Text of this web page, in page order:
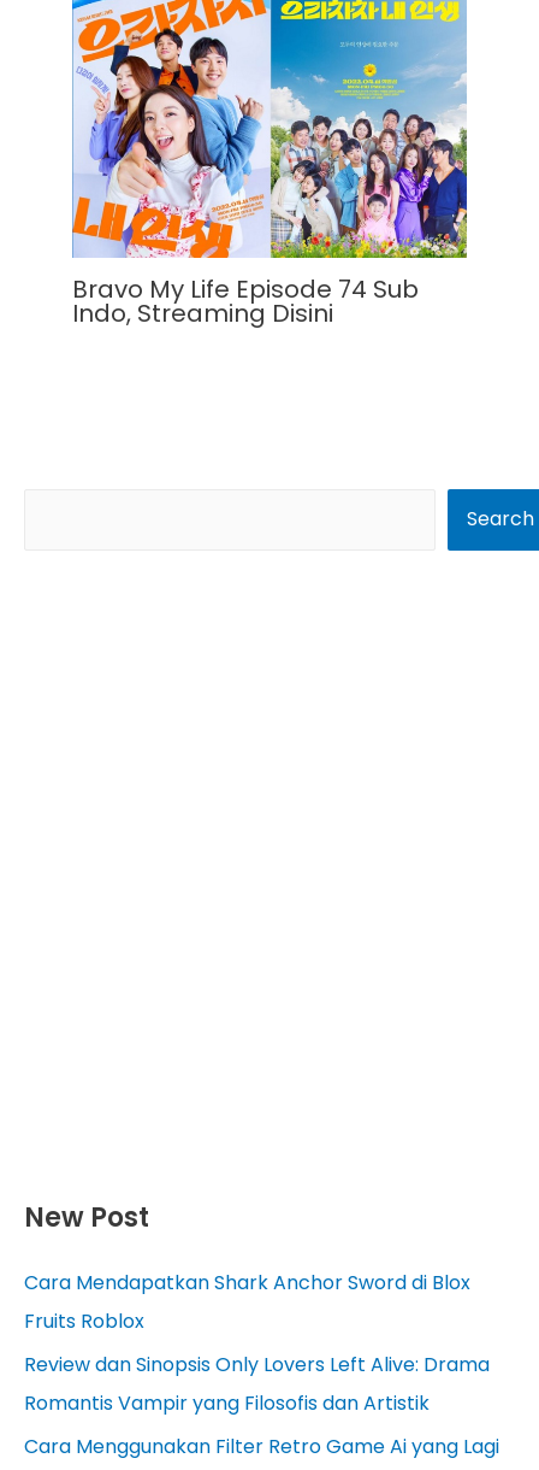
Bravo My Life Episode 74 Sub
Indo, Streaming Disini
Search
New Post
Cara Mendapatkan Shark Anchor Sword di Blox
Fruits Roblox
Review dan Sinopsis Only Lovers Left Alive: Drama
Romantis Vampir yang Filosofis dan Artistik
Cara Menggunakan Filter Retro Game Ai yang Lagi